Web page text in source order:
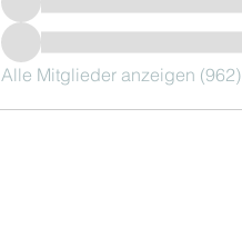
Alle Mitglieder anzeigen (962)